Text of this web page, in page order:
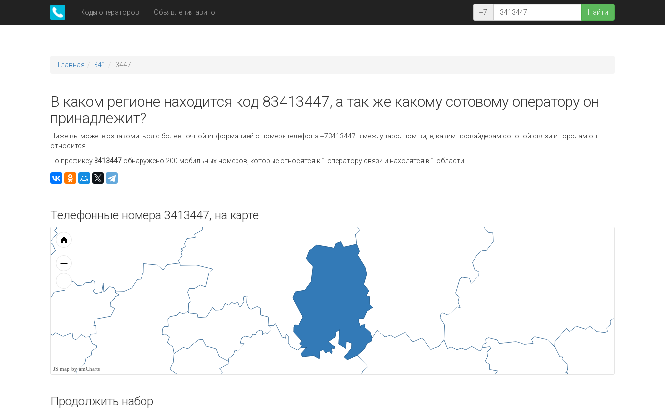
Коды операторов Объявления авито +7 Найти
Главная 341 3447
В каком регионе находится код 83413447, а так же какому сотовому оператору он
принадлежит?
Ниже вы можете ознакомиться с более точной информацией о номере телефона +73413447 в международном виде, каким провайдерам сотовой связи и городам он
относится.
По префиксу 3413447 обнаружено 200 мобильных номеров, которые относятся к 1 оператору связи и находятся в 1 области.
Телефонные номера 3413447, на карте
JS map by amCharts
Продолжить набор